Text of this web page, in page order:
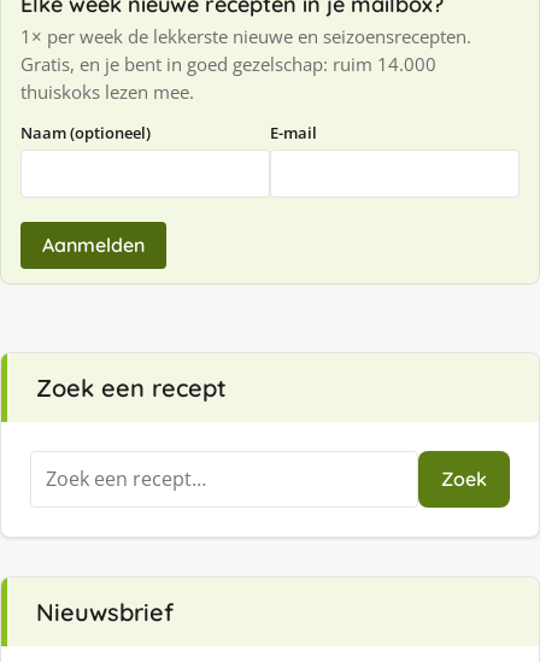
1× per week de lekkerste nieuwe en seizoensrecepten.
Gratis, en je bent in goed gezelschap: ruim 14.000
thuiskoks lezen mee.
Naam (optioneel) E-mail
Aanmelden
Zoek een recept
Zoeken
naar:
Zoek
Nieuwsbrief